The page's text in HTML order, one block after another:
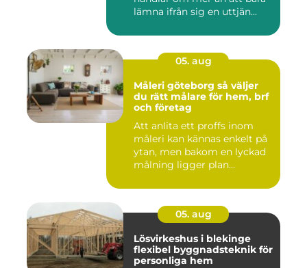
lämna ifrån sig en uttjän...
05. aug
Måleri göteborg så väljer
du rätt målare för hem, brf
och företag
Att anlita ett proffs inom
måleri kan kännas enkelt på
ytan, men bakom en lyckad
målning ligger plan...
05. aug
Lösvirkeshus i blekinge
flexibel byggnadsteknik för
personliga hem